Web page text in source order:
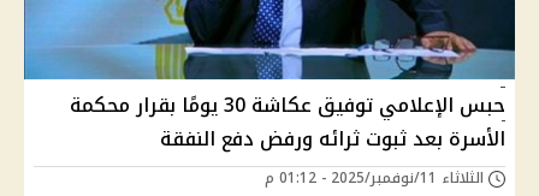
حبس الإعلامي توفيق عكاشة 30 يومًا بقرار محكمة
الأسرة بعد ثبوت ثرائه ورفض دفع النفقة
الثلاثاء 11/نوفمبر/2025 - 01:12 م